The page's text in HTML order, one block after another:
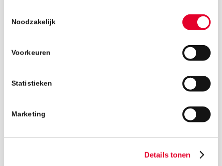
Noodzakelijk
Voorkeuren
Statistieken
Marketing
Details tonen